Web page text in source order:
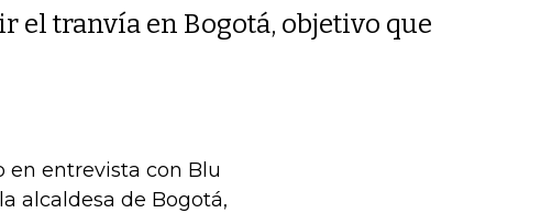
tranvía en Bogotá, objetivo que
en entrevista con Blu
alcaldesa de Bogotá,